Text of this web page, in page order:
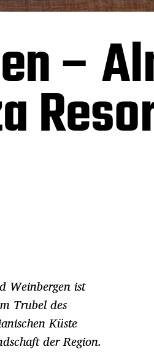
–
Weinbergen ist
Trubel des
Küste
der Region.